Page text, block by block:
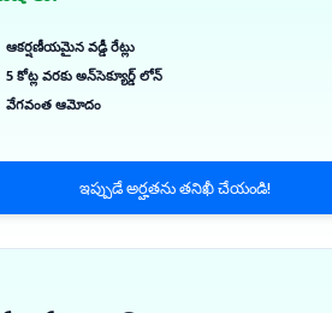
మరియు పారిశ్రామిక
మరియు చిన్న పరికరాలు
తెలుగు
✓
ఆకర్షణీయమైన వడ్డీ రేట్లు
5 కోట్ల వరకు అన్‌సెక్యూర్డ్ లోన్
వేగవంత ఆమోదం
ఇప్పుడే అర్హతను తనిఖీ చేయండి!